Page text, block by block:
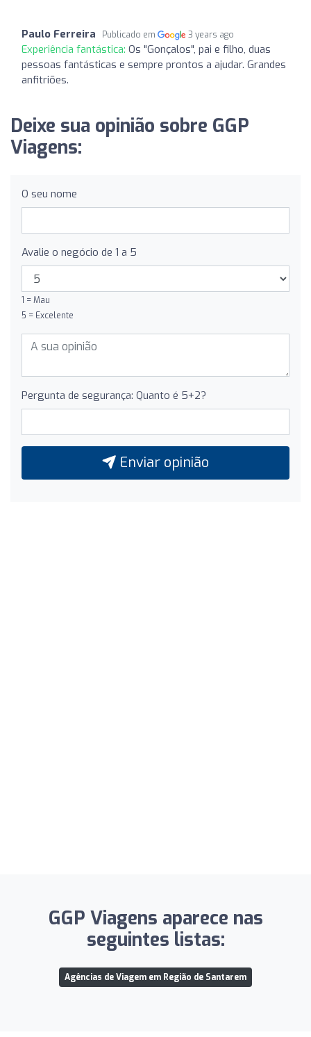
Paulo Ferreira Publicado em 3 years ago
Experiência fantástica: Os "Gonçalos", pai e filho, duas
pessoas fantásticas e sempre prontos a ajudar. Grandes
anfitriões.
Deixe sua opinião sobre GGP
Viagens:
O seu nome
Avalie o negócio de 1 a 5
1 = Mau
5 = Excelente
Pergunta de segurança: Quanto é 5+2?
Enviar opinião
GGP Viagens aparece nas
seguintes listas:
Agências de Viagem em Região de Santarem